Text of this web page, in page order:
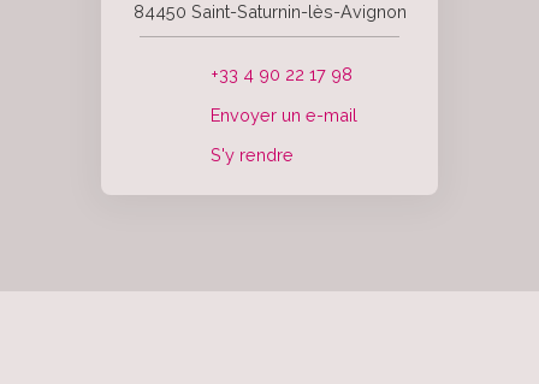
84450 Saint-Saturnin-lès-Avignon
+33 4 90 22 17 98
Envoyer un e-mail
S'y rendre